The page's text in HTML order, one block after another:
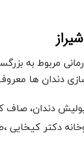
مربوط به
دندان ها
دندان، صاف